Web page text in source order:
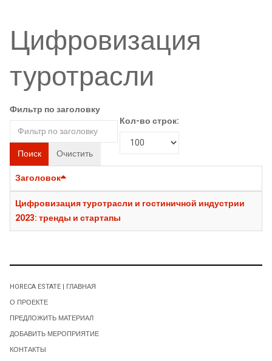
Цифровизация
туротрасли
Фильтр по заголовку
Поиск Очистить
Кол-во строк:
Заголовок
Цифровизация туротрасли и гостиничной индустрии
2023: тренды и стартапы
HORECA ESTATE | ГЛАВНАЯ
О ПРОЕКТЕ
ПРЕДЛОЖИТЬ МАТЕРИАЛ
ДОБАВИТЬ МЕРОПРИЯТИЕ
КОНТАКТЫ